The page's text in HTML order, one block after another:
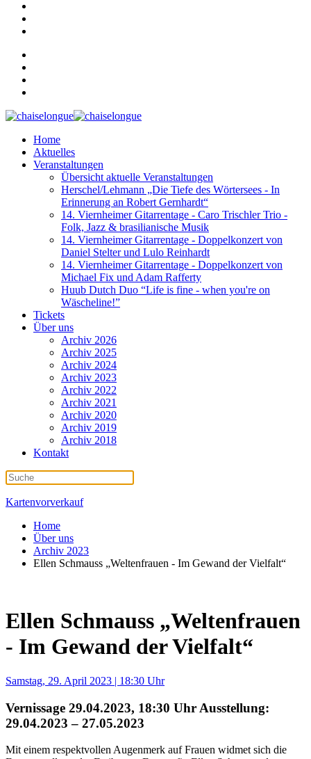
Home
Aktuelles
Veranstaltungen
Übersicht aktuelle Veranstaltungen
Herschel/Lehmann „Die Tiefe des Wörtersees - In
Erinnerung an Robert Gernhardt“
14. Viernheimer Gitarrentage - Caro Trischler Trio -
Folk, Jazz & brasilianische Musik
14. Viernheimer Gitarrentage - Doppelkonzert von
Daniel Stelter und Lulo Reinhardt
14. Viernheimer Gitarrentage - Doppelkonzert von
Michael Fix und Adam Rafferty
Huub Dutch Duo “Life is fine - when you're on
Wäscheline!”
Tickets
Über uns
Archiv 2026
Archiv 2025
Archiv 2024
Archiv 2023
Archiv 2022
Archiv 2021
Archiv 2020
Archiv 2019
Archiv 2018
Kontakt
Kartenvorverkauf
Home
Über uns
Archiv 2023
Ellen Schmauss „Weltenfrauen - Im Gewand der Vielfalt“
Ellen Schmauss „Weltenfrauen
- Im Gewand der Vielfalt“
Samstag, 29. April 2023 | 18:30 Uhr
Vernissage 29.04.2023, 18:30 Uhr Ausstellung:
29.04.2023 – 27.05.2023
Mit einem respektvollen Augenmerk auf Frauen widmet sich die